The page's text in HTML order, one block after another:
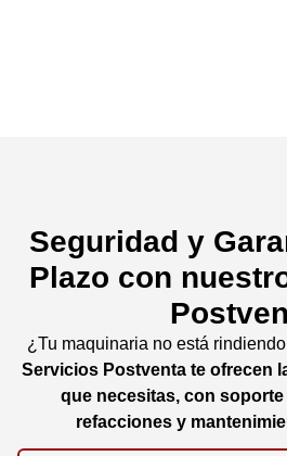
Seguridad y
Plazo con
¿Tu maquinaria no está
Servicios Postventa te ofrecen
que necesitas, con
refacciones y